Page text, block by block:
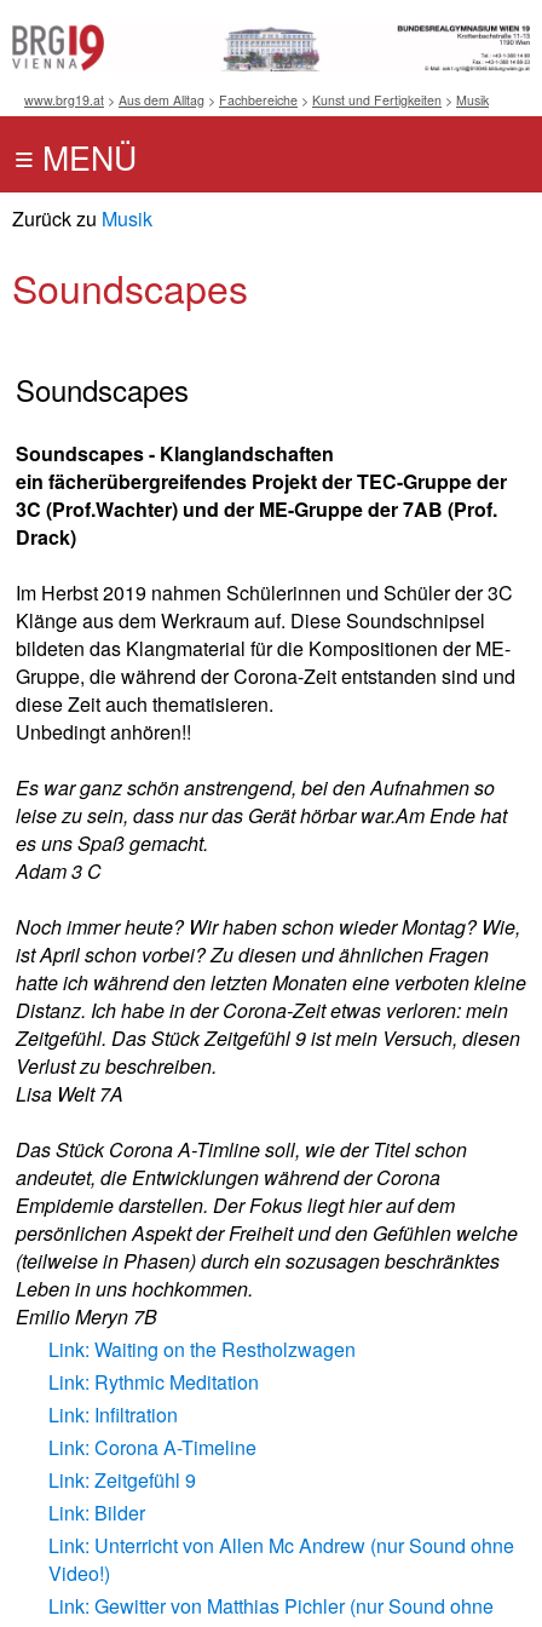
www.brg19.at > Aus dem Alltag > Fachbereiche > Kunst und Fertigkeiten > Musik
Zurück zu Musik
Soundscapes
Soundscapes
Soundscapes - Klanglandschaften
ein fächerübergreifendes Projekt der TEC-Gruppe der
3C (Prof.Wachter) und der ME-Gruppe der 7AB (Prof.
Drack)
Im Herbst 2019 nahmen Schülerinnen und Schüler der 3C
Klänge aus dem Werkraum auf. Diese Soundschnipsel
bildeten das Klangmaterial für die Kompositionen der ME-
Gruppe, die während der Corona-Zeit entstanden sind und
diese Zeit auch thematisieren.
Unbedingt anhören!!
Es war ganz schön anstrengend, bei den Aufnahmen so
leise zu sein, dass nur das Gerät hörbar war.Am Ende hat
es uns Spaß gemacht.
Adam 3 C
Noch immer heute? Wir haben schon wieder Montag? Wie,
ist April schon vorbei? Zu diesen und ähnlichen Fragen
hatte ich während den letzten Monaten eine verboten kleine
Distanz. Ich habe in der Corona-Zeit etwas verloren: mein
Zeitgefühl. Das Stück Zeitgefühl 9 ist mein Versuch, diesen
Verlust zu beschreiben.
Lisa Welt 7A
Das Stück Corona A-Timline soll, wie der Titel schon
andeutet, die Entwicklungen während der Corona
Empidemie darstellen. Der Fokus liegt hier auf dem
persönlichen Aspekt der Freiheit und den Gefühlen welche
(teilweise in Phasen) durch ein sozusagen beschränktes
Leben in uns hochkommen.
Emilio Meryn 7B
Link: Waiting on the Restholzwagen
Link: Rythmic Meditation
Link: Infiltration
Link: Corona A-Timeline
Link: Zeitgefühl 9
Link: Bilder
Link: Unterricht von Allen Mc Andrew (nur Sound ohne
Video!)
Link: Gewitter von Matthias Pichler (nur Sound ohne